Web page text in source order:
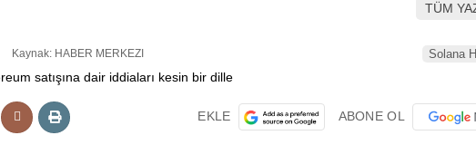
TÜM
Kaynak: HABER MERKEZI Solana
EKLE ABONE OL